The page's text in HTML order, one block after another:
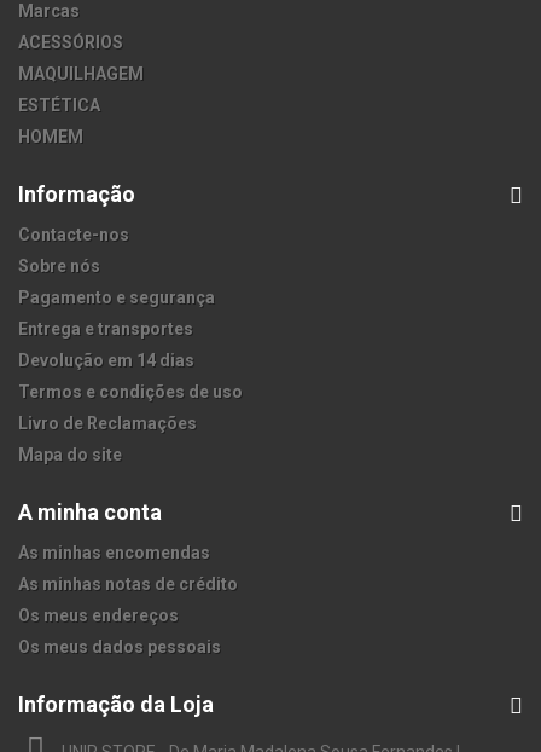
Marcas
ACESSÓRIOS
MAQUILHAGEM
ESTÉTICA
HOMEM
Informação
Contacte-nos
Sobre nós
Pagamento e segurança
Entrega e transportes
Devolução em 14 dias
Termos e condições de uso
Livro de Reclamações
Mapa do site
A minha conta
As minhas encomendas
As minhas notas de crédito
Os meus endereços
Os meus dados pessoais
Informação da Loja